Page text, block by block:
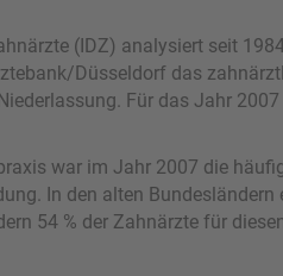
(IDZ) analysiert seit
Düsseldorf das
Für das Jahr
war im Jahr 2007 die
In den alten Bundesländern
54 % der Zahnärzte für